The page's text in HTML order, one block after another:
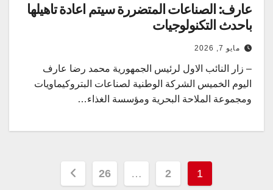
عارف: الصناعات المتضررة سيتم اعادة تاهيلها
باحدث التكنولوجيات
مايو 7, 2026
– زار النائب الاول لرئيس الجمهورية محمد رضا عارف
اليوم الخميس الشركة الوطنية لصناعات البتروكيماويات
ومجموعة الملاحة البحرية ومؤسسة الغذاء…
تعدد
1
2
…
26